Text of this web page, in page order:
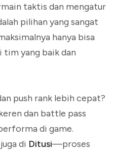
taktis dan mengatur
pilihan yang sangat
hanya bisa
tim yang baik dan
push rank lebih cepat?
dan battle pass
di game.
di Ditusi—proses